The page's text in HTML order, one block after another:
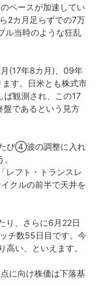
ペースが加速してい
2カ月足らずでの7万
ル当時のような狂乱
(17年8カ月)、09年
す。日米とも株式市
ば観測され、この17
盤であるという見方
び➃波の調整に入れ
レフト・トランスレ
クルの前半で天井を
り、さらに6月22日
チ数55日目です。今
い、といえます。
に向け株価は下落基